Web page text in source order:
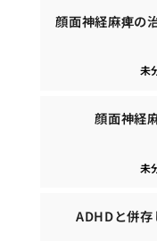
顔面神経麻痺の
未
顔面神経
未
ADHDと併